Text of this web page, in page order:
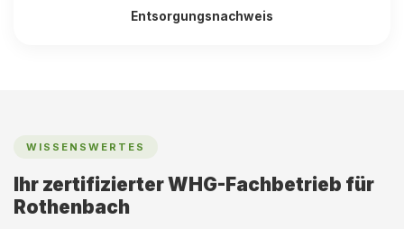
Entsorgungsnachweis
WISSENSWERTES
Ihr zertifizierter WHG-Fachbetrieb für
Rothenbach